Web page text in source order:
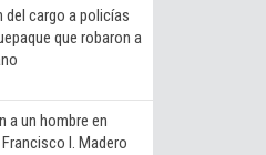
del cargo a policías
que robaron a
a un hombre en
I. Madero